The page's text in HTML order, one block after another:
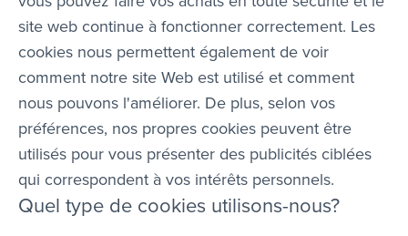
site web continue à fonctionner correctement. Les
cookies nous permettent également de voir
comment notre site Web est utilisé et comment
nous pouvons l'améliorer. De plus, selon vos
préférences, nos propres cookies peuvent être
utilisés pour vous présenter des publicités ciblées
qui correspondent à vos intérêts personnels.
Quel type de cookies utilisons-nous?